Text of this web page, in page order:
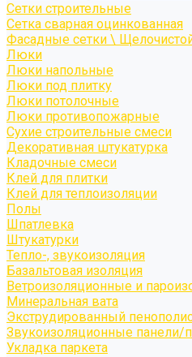
Сетки строительные
Сетка сварная оцинкованная
Фасадные сетки \
Люки
Люки напольные
Люки под плитку
Люки потолочные
Люки противопожарные
Сухие строительные смеси
Декоративная штукатурка
Кладочные смеси
Клей для плитки
Клей для теплоизоляции
Полы
Шпатлевка
Штукатурки
Тепло-, звукоизоляция
Базальтовая изоляция
Ветроизоляционные и
Минеральная вата
Экструдированный
Звукоизоляционные панели/
Укладка паркета